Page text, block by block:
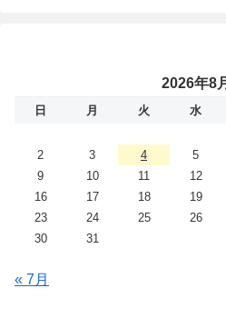
2026年8
日 月 火 水
2
3 4 5
9
10 11 12
16
17 18 19
23
24 25 26
30
31
« 7月